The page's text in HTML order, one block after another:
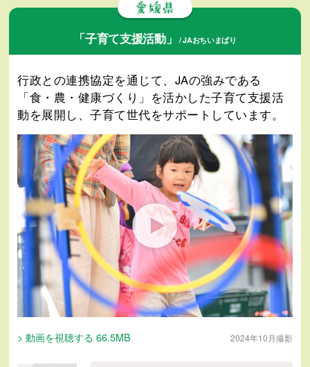
「子育て支援活動」 / JAおちいまばり
行政との連携協定を通じて、JAの強みである
「食・農・健康づくり」を活かした子育て支援活
動を展開し、子育て世代をサポートしています。
> 動画を視聴する 66.5MB 2024年10月撮影